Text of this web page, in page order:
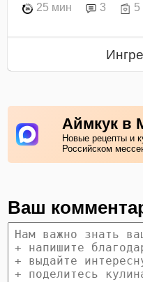
25 мин 3 5
Аймкук в
Новые рецепты и
Российском
Ваш